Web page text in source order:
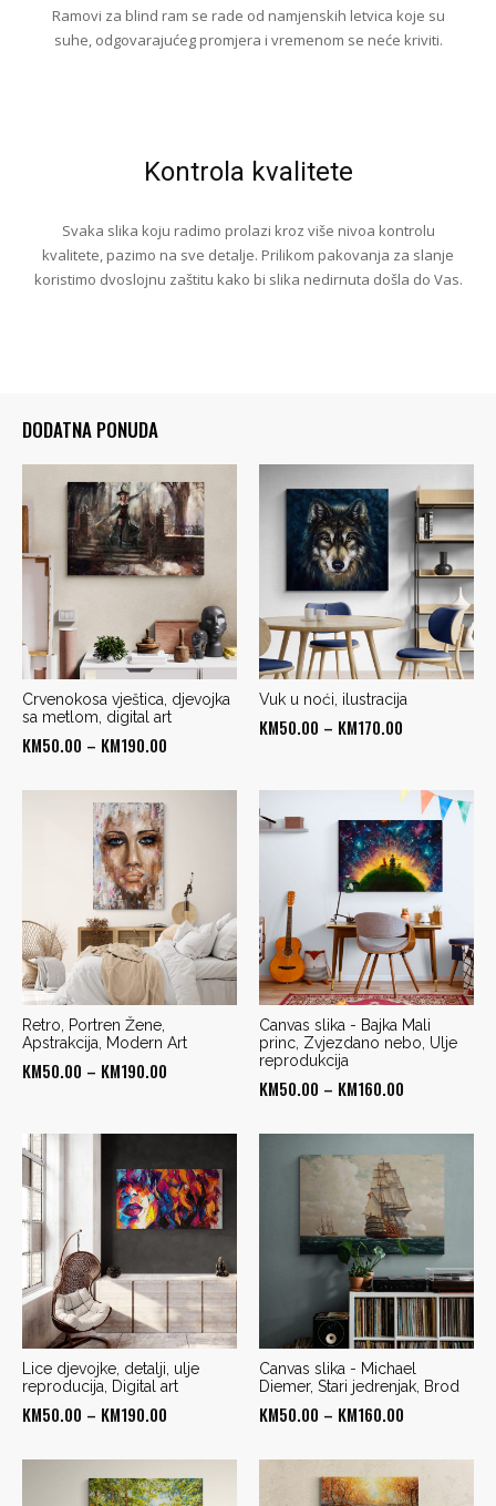
Ramovi za blind ram se rade od namjenskih letvica koje su
suhe, odgovarajućeg promjera i vremenom se neće kriviti.
Kontrola kvalitete
Svaka slika koju radimo prolazi kroz više nivoa kontrolu
kvalitete, pazimo na sve detalje. Prilikom pakovanja za slanje
koristimo dvoslojnu zaštitu kako bi slika nedirnuta došla do Vas.
DODATNA PONUDA
Crvenokosa vještica, djevojka
sa metlom, digital art
KM50.00 – KM190.00
KM50.00
Vuk u noći, ilustracija
KM50.00 – KM170.00
through
KM170.00
Retro, Portren Žene,
Apstrakcija, Modern Art
KM50.00 – KM190.00
KM190.00
Canvas slika - Bajka Mali
princ, Zvjezdano nebo, Ulje
reprodukcija
KM50.00 – KM160.00
KM50.00
through
KM160.00
Lice djevojke, detalji, ulje
reproducija, Digital art
KM50.00 – KM190.00
KM50.00
through
Canvas slika - Michael
Diemer, Stari jedrenjak, Brod
KM50.00 – KM160.00
KM50.00
through